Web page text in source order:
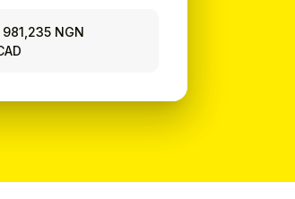
981,235 NGN